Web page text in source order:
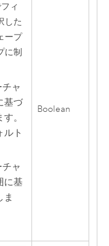
ィ
した
ープ
に制
ャ
基づ
。
ルト
ャ
に基
ま
Boolean